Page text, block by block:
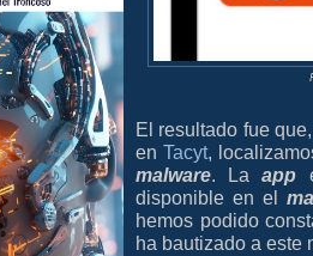
El resultado fue
en Tacyt,
malware. Laapp
disponible en el
hemos podido
ha bautizado a este